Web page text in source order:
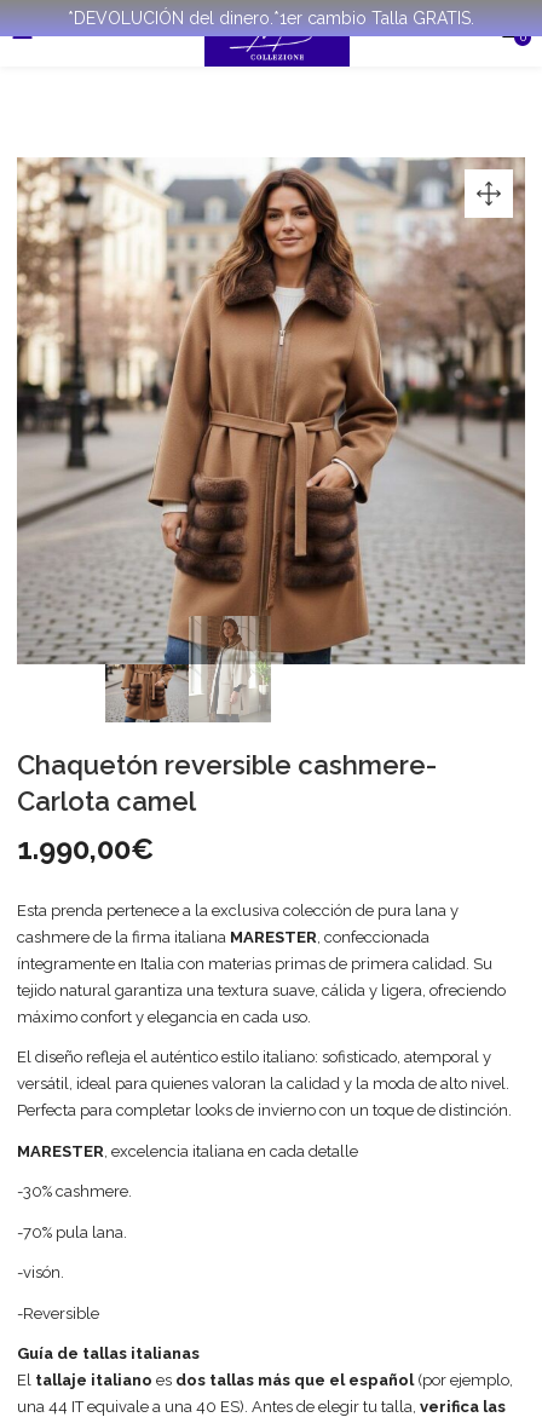
*DEVOLUCIÓN del dinero.*1er cambio Talla GRATIS.
0
Chaquetón reversible cashmere-
Carlota camel
1.990,00€
Esta prenda pertenece a la exclusiva colección de pura lana y
cashmere de la firma italiana MARESTER , confeccionada
íntegramente en Italia con materias primas de primera calidad. Su
tejido natural garantiza una textura suave, cálida y ligera, ofreciendo
máximo confort y elegancia en cada uso.
El diseño refleja el auténtico estilo italiano: sofisticado, atemporal y
versátil, ideal para quienes valoran la calidad y la moda de alto nivel.
Perfecta para completar looks de invierno con un toque de distinción.
MARESTER , excelencia italiana en cada detalle
-30% cashmere.
-70% pula lana.
-visón.
-Reversible
Guía de tallas italianas
El tallaje italiano es dos tallas más que el español(por ejemplo,
una 44 IT equivale a una 40 ES). Antes de elegir tu talla,verifica las